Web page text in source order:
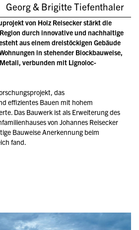
Georg & Brigitte Tiefenthaler
von Holz Reisecker stärkt die
durch innovative und nachhaltige
aus einem dreistöckigen Gebäude
in stehender Blockbauweise,
verbunden mit Lignoloc-
das
effizientes Bauen mit hohem
Das Bauwerk ist als Erweiterung des
von Johannes Reisecker
Bauweise Anerkennung beim
fand.